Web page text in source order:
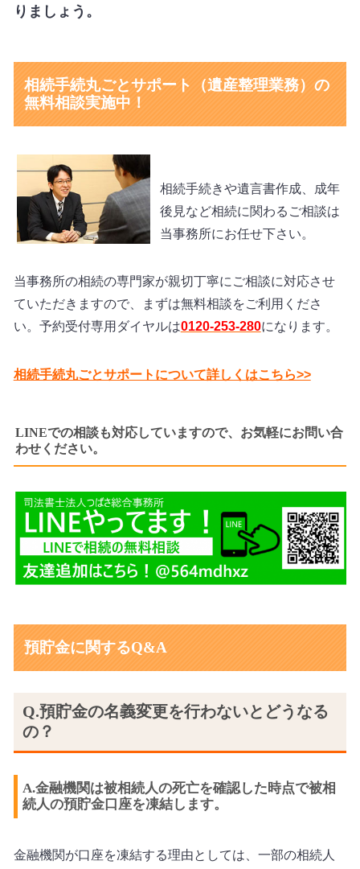
りましょう。
相続手続丸ごとサポート（遺産整理業務）の
無料相談実施中！
相続手続きや遺言書作成、成年
後見など相続に関わるご相談は
当事務所にお任せ下さい。
当事務所の相続の専門家が親切丁寧にご相談に対応させ
ていただきますので、まずは無料相談をご利用くださ
い。 予約受付専用ダイヤルは0120-253-280になります。
相続手続丸ごとサポートについて詳しくはこちら>>
LINEでの相談も対応していますので、お気軽にお問い合
わせください。
預貯金に関するQ&A
Q.預貯金の名義変更を行わないとどうなる
の？
A.金融機関は被相続人の死亡を確認した時点で被相
続人の預貯金口座を凍結します。
金融機関が口座を凍結する理由としては、一部の相続人